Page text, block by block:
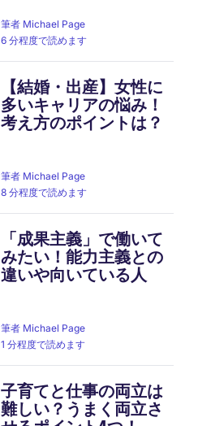
筆者 Michael Page
6 分程度で読めます
【結婚・出産】女性に
多いキャリアの悩み！
考え方のポイントは？
筆者 Michael Page
8 分程度で読めます
「成果主義」で働いて
みたい！能力主義との
違いや向いている人
筆者 Michael Page
1 分程度で読めます
子育てと仕事の両立は
難しい？うまく両立さ